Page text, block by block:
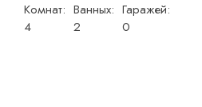
Комнат:
4
Ванных:
2
Гаражей:
0